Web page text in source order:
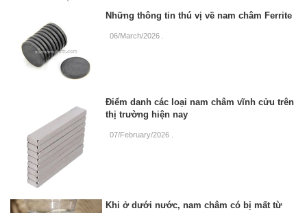
Những thông tin thú vị về nam châm Ferrite
06/March/2026
Điểm danh các loại nam châm vĩnh cửu trên
thị trường hiện nay
07/February/2026
Khi ở dưới nước, nam châm có bị mất từ